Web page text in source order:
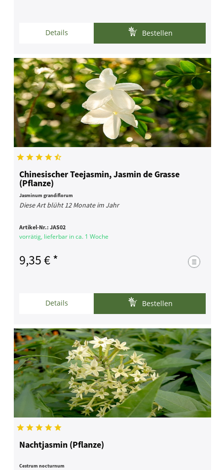
Details Bestellen
Chinesischer Teejasmin, Jasmin de Grasse
(Pflanze)
Jasminum grandiflorum
Diese Art blüht 12 Monate im Jahr
Artikel-Nr.:JAS02
vorrätig, lieferbar in ca. 1 Woche
9,35 € *
Details Bestellen
Nachtjasmin (Pflanze)
Cestrum nocturnum